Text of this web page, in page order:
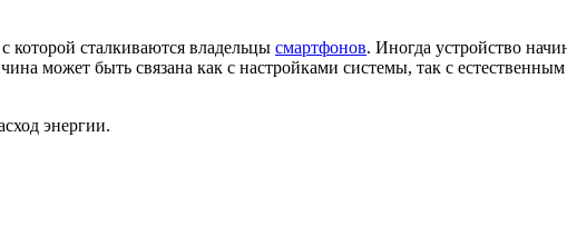
сталкиваются владельцы смартфонов. Иногда устройство
может быть связана как с настройками системы, так с
энергии.